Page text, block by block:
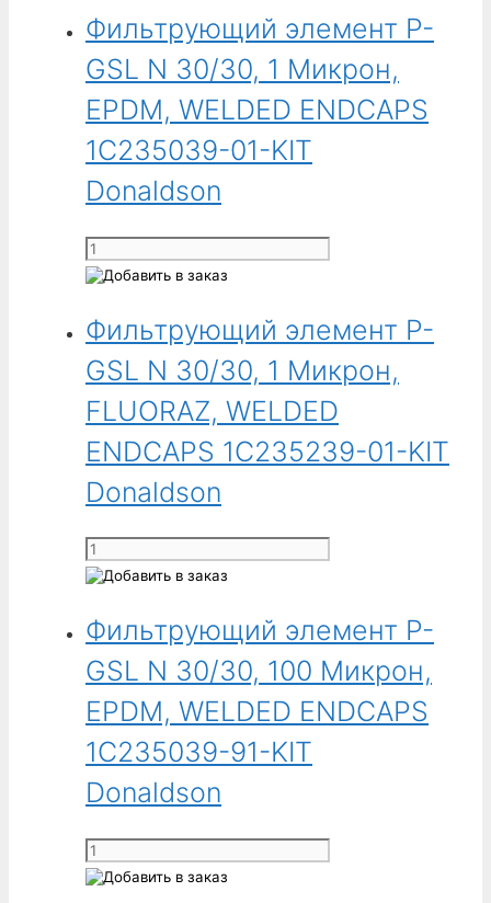
50-
KIT
Donaldson
элемент
GSL
N
20/30,
50
Микрон,
FLUORAZ,
WELDED
ENDCAPS
1C235238-
50-
KIT
Donaldson
Фильтрующий элемент P-
GSL N 30/30, 1 Микрон,
EPDM, WELDED ENDCAPS
1C235039-01-KIT
Donaldson
Количество
товара
элемент
P-
GSL
N
30/30,
1
Микрон,
EPDM,
WELDED
ENDCAPS
1C235039-
01-
KIT
Donaldson
Фильтрующий элемент P-
GSL N 30/30, 1 Микрон,
FLUORAZ, WELDED
ENDCAPS 1C235239-01-KIT
Donaldson
Количество
товара
элемент
GSL
N
30/30,
Микрон,
FLUORAZ,
WELDED
ENDCAPS
1C235239-
Фильтрующий элемент P-
GSL N 30/30, 100 Микрон,
EPDM, WELDED ENDCAPS
1C235039-91-KIT
Donaldson
Количество
товара